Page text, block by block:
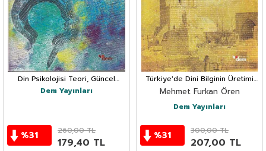
Din Psikolojisi Teori, Güncel
Araştırmalar ve Yeni Eğilimler
Dem Yayınları
%31 260,00TL
179,40 TL
Türkiye'de Dini Bilginin Üretimi
Medrese ve İlahiyatlar
Mehmet Furkan Ören
Dem Yayınları
%31 300,00TL
207,00 TL